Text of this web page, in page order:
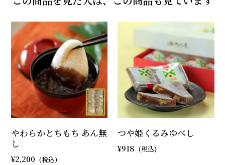
やわらかとちもち あん無
し
2,200
つや姫くるみゆべし
918